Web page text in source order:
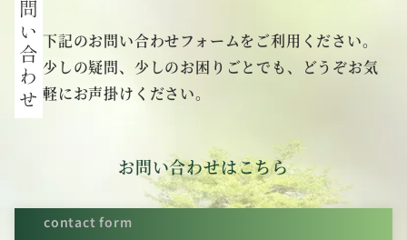
下記のお問い合わせフォームをご利用ください。
少しの疑問、少しのお困りごとでも、どうぞお気
軽にお声掛けください。
お問い合わせはこちら
contact form